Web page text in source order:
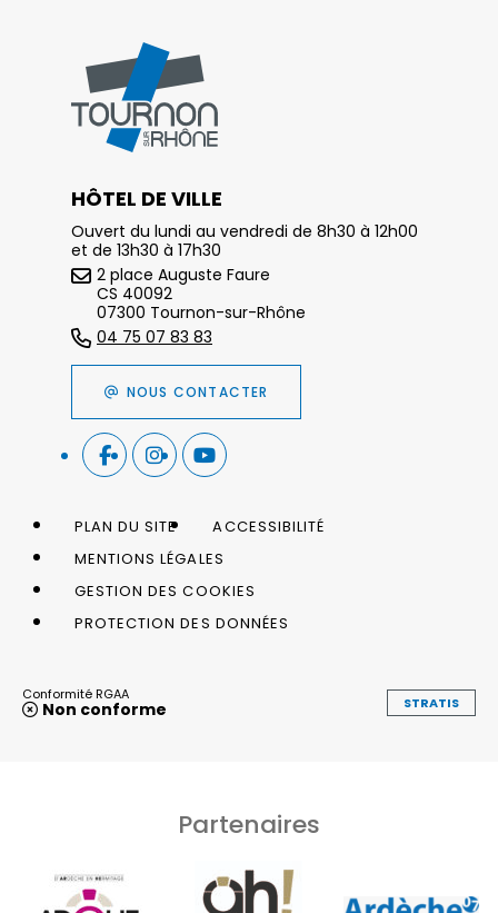
HÔTEL DE VILLE
Ouvert du lundi au vendredi de 8h30 à 12h00
et de 13h30 à 17h30
2 place Auguste Faure
CS 40092
07300 Tournon-sur-Rhône
04 75 07 83 83
NOUS CONTACTER
PLAN DU SITE
ACCESSIBILITÉ
MENTIONS LÉGALES
GESTION DES COOKIES
PROTECTION DES DONNÉES
Conformité RGAA
Non conforme STRATIS
Partenaires